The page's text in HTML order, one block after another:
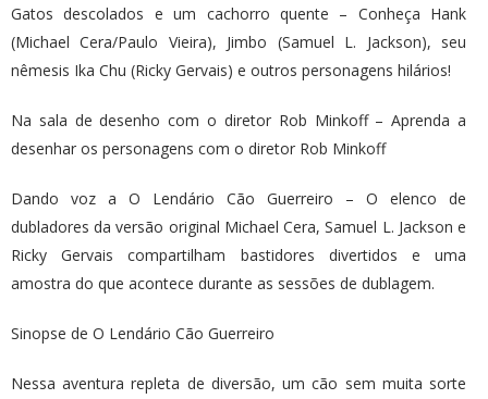
Gatos descolados e um cachorro quente – Conheça Hank
(Michael Cera/Paulo Vieira), Jimbo (Samuel L. Jackson), seu
nêmesis Ika Chu (Ricky Gervais) e outros personagens hilários!
Na sala de desenho com o diretor Rob Minkoff – Aprenda a
desenhar os personagens com o diretor Rob Minkoff
Dando voz a O Lendário Cão Guerreiro – O elenco de
dubladores da versão original Michael Cera, Samuel L. Jackson e
Ricky Gervais compartilham bastidores divertidos e uma
amostra do que acontece durante as sessões de dublagem.
Sinopse de O Lendário Cão Guerreiro
Nessa aventura repleta de diversão, um cão sem muita sorte